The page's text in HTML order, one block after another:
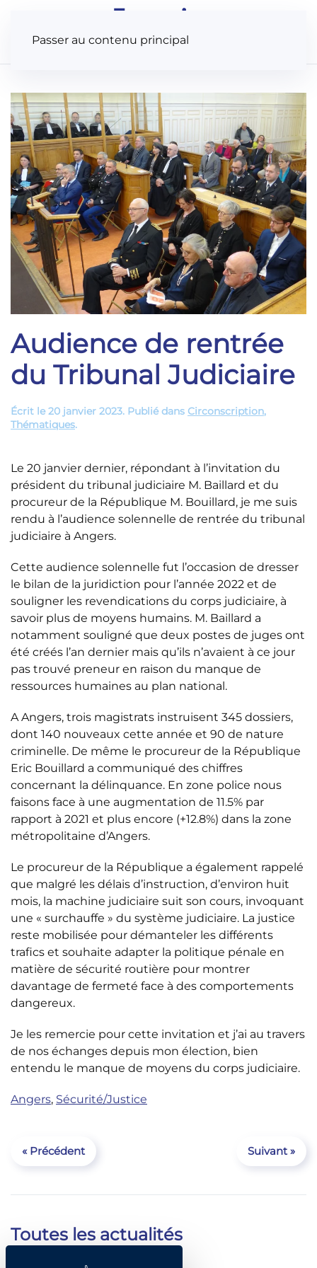
Passer au contenu principal
Audience de rentrée
du Tribunal Judiciaire
Écrit le20 janvier 2023. Publié dans Circonscription,
Thématiques.
Le 20 janvier dernier, répondant à l’invitation du
président du tribunal judiciaire M. Baillard et du
procureur de la République M. Bouillard, je me suis
rendu à l’audience solennelle de rentrée du tribunal
judiciaire à Angers.
Cette audience solennelle fut l’occasion de dresser
le bilan de la juridiction pour l’année 2022 et de
souligner les revendications du corps judiciaire, à
savoir plus de moyens humains. M. Baillard a
notamment souligné que deux postes de juges ont
été créés l’an dernier mais qu’ils n’avaient à ce jour
pas trouvé preneur en raison du manque de
ressources humaines au plan national.
A Angers, trois magistrats instruisent 345 dossiers,
dont 140 nouveaux cette année et 90 de nature
criminelle. De même le procureur de la République
Eric Bouillard a communiqué des chiffres
concernant la délinquance. En zone police nous
faisons face à une augmentation de 11.5% par
rapport à 2021 et plus encore (+12.8%) dans la zone
métropolitaine d’Angers.
Le procureur de la République a également rappelé
que malgré les délais d’instruction, d’environ huit
mois, la machine judiciaire suit son cours, invoquant
une « surchauffe » du système judiciaire. La justice
reste mobilisée pour démanteler les différents
trafics et souhaite adapter la politique pénale en
matière de sécurité routière pour montrer
davantage de fermeté face à des comportements
dangereux.
Je les remercie pour cette invitation et j’ai au travers
de nos échanges depuis mon élection, bien
entendu le manque de moyens du corps judiciaire.
Angers, Sécurité/Justice
« Précédent Suivant »
Toutes les actualités
Panneau de gestion des cookies